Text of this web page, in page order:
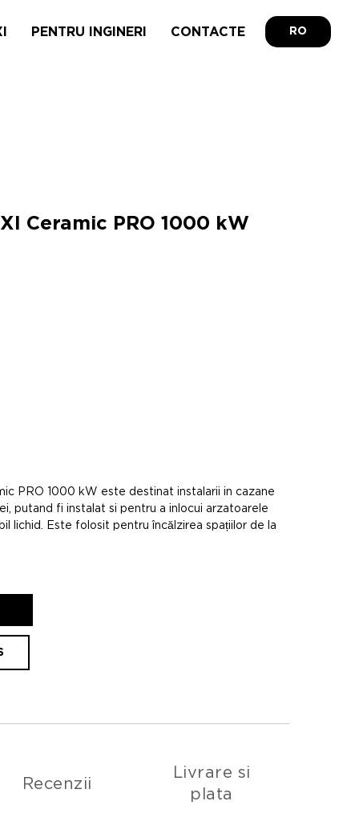
PENTRU INGINERI CONTACTE RO
Ceramic PRO 1000 kW
PRO 1000 kW este destinat instalarii in cazane
putand fi instalat si pentru a inlocui arzatoarele
lichid. Este folosit pentru încălzirea spațiilor de la
Recenzii
Livrare si
plata